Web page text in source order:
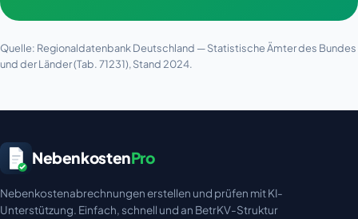
Quelle: Regionaldatenbank Deutschland — Statistische Ämter des Bundes
und der Länder (Tab. 71231), Stand 2024.
NebenkostenPro
Nebenkostenabrechnungen erstellen und prüfen mit KI-
Unterstützung. Einfach, schnell und an BetrKV-Struktur